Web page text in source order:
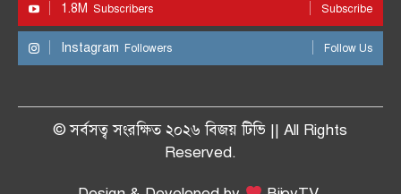
1.8M Subscribers Subscribe
Instagram Followers Follow Us
© সর্বসত্ব সংরক্ষিত ২০২৬ বিজয় টিভি || All Rights
Reserved.